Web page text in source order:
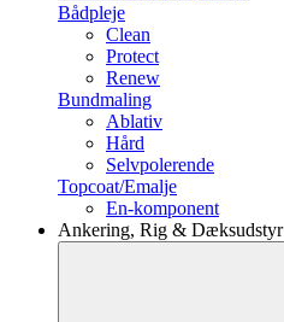
Bådpleje
Clean
Protect
Renew
Bundmaling
Ablativ
Hård
Selvpolerende
Topcoat/Emalje
En-komponent
Ankering, Rig & Dæksudstyr